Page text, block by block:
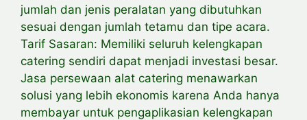
jumlah dan jenis peralatan yang dibutuhkan
sesuai dengan jumlah tetamu dan tipe acara.
Tarif Sasaran: Memiliki seluruh kelengkapan
catering sendiri dapat menjadi investasi besar.
Jasa persewaan alat catering menawarkan
solusi yang lebih ekonomis karena Anda hanya
membayar untuk pengaplikasian kelengkapan